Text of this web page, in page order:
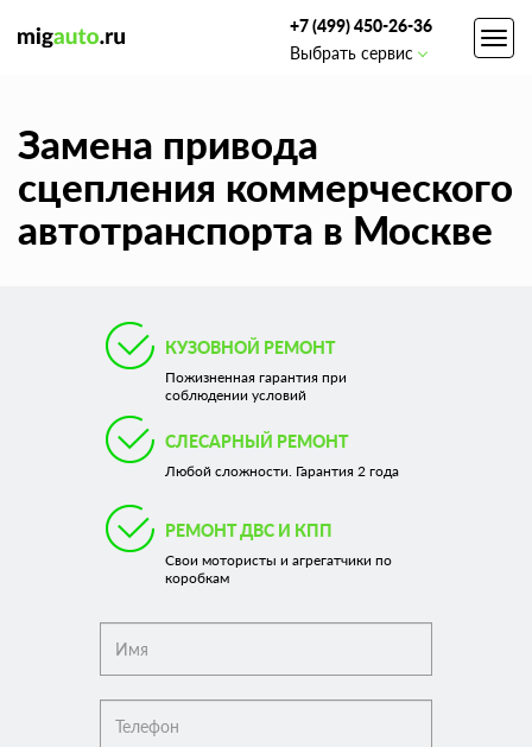
+7 (499) 450-26-36
Выбрать сервис
Замена привода
сцепления коммерческого
автотранспорта в Москве
КУЗОВНОЙ РЕМОНТ
Пожизненная гарантия при
соблюдении условий
СЛЕСАРНЫЙ РЕМОНТ
Любой сложности. Гарантия 2 года
РЕМОНТ ДВС И КПП
Свои мотористы и агрегатчики по
коробкам